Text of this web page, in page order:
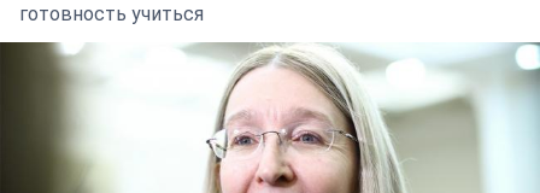
готовность учиться